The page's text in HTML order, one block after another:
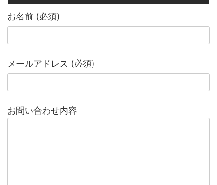
お名前 (必須)
メールアドレス (必須)
お問い合わせ内容